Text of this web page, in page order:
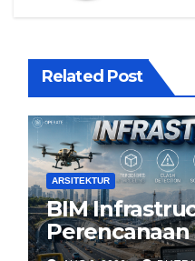
Related Post
ARSITEKTUR
BIM
Perencanaan
Pengelolaan